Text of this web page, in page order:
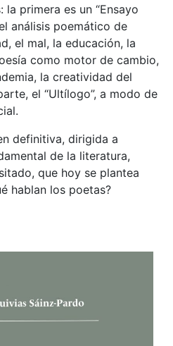
primera es un “Ensayo
análisis poemático de
el mal, la educación, la
como motor de cambio,
la creatividad del
el “Ultílogo”, a modo de
definitiva, dirigida a
de la literatura,
que hoy se plantea
hablan los poetas?